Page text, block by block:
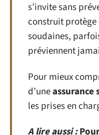
s’invite sans
construit protège
soudaines,
préviennent
Pour mieux
d’uneassurance
les prises en
A lire aussi :